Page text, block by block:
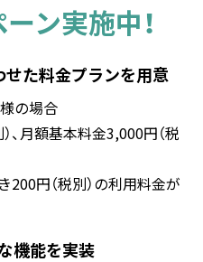
ン実施中！
せた料金プランを用意
の場合
月額基本料金3,000円（税
円（税別）の利用料金が
機能を実装